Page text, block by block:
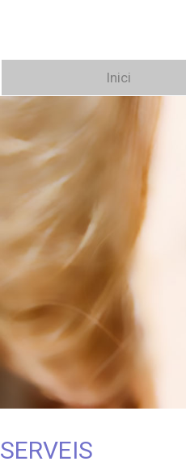
Inici
SERVEIS